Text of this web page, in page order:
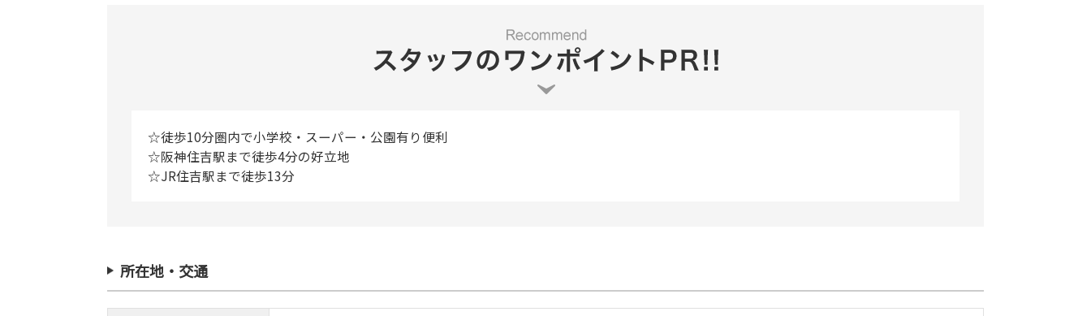
☆徒歩10分圏内で小学校・スーパー・公園有り便利
☆阪神住吉駅まで徒歩4分の好立地
☆JR住吉駅まで徒歩13分
所在地・交通